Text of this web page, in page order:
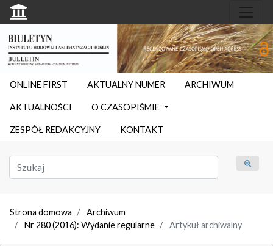
ONLINE FIRST AKTUALNY NUMER ARCHIWUM
AKTUALNOŚCI O CZASOPIŚMIE
ZESPÓŁ REDAKCYJNY KONTAKT
Strona domowa
Archiwum
Nr 280 (2016): Wydanie regularne
Artykuł archiwalny